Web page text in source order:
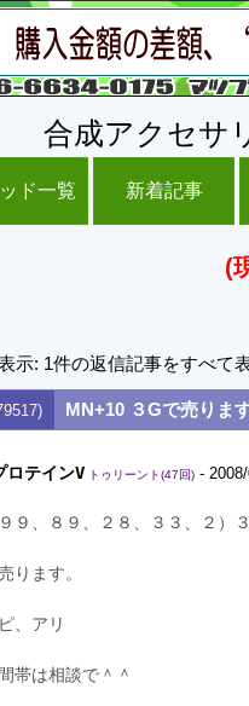
合成アクセサ
ド一覧 新着記事
(
示: 1件の返信記事をすべて
MN+10 ３Gで売りま
ロテインV トゥリーント(47回) -
９９、８９、２８、３３、２）
ります。
、アリ
帯は相談で＾＾